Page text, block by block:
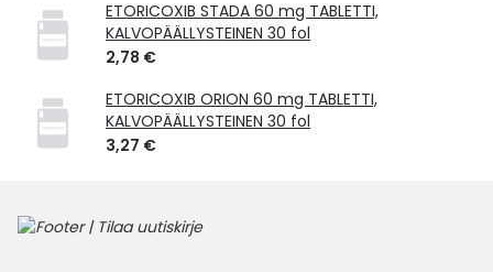
ETORICOXIB STADA 60 mg TABLETTI,
KALVOPÄÄLLYSTEINEN 30 fol
2,78 €
ETORICOXIB ORION 60 mg TABLETTI,
KALVOPÄÄLLYSTEINEN 30 fol
3,27 €